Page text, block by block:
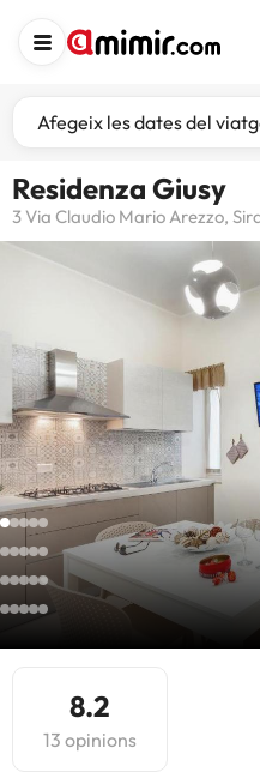
Afegeix les dates del
Residenza Giusy
3 Via Claudio Mario Arezzo,
8.2
13 opinions